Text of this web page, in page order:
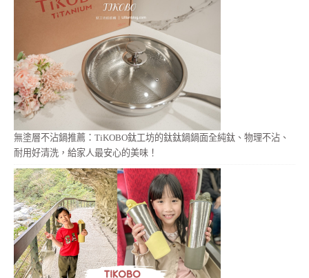
無塗層不沾鍋推薦：TiKOBO鈦工坊的鈦鈦鍋鍋面全純鈦、物理不沾、
耐用好清洗，給家人最安心的美味！